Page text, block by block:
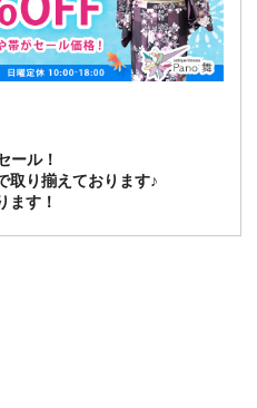
ール！
取り揃えております♪
ます！